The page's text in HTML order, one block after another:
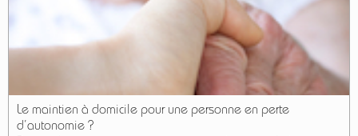
Le maintien à domicile pour une personne en perte
d’autonomie ?